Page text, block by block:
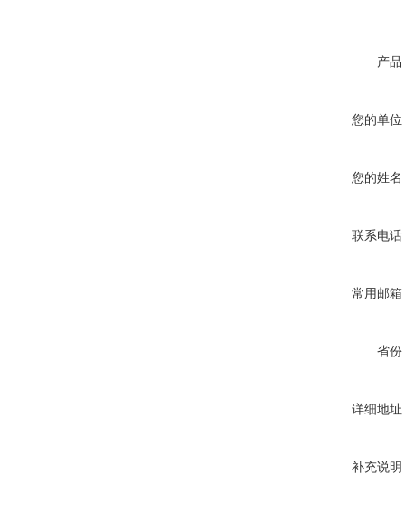
产品
您的单位
您的姓名
联系电话
常用邮箱
省份
详细地址
补充说明